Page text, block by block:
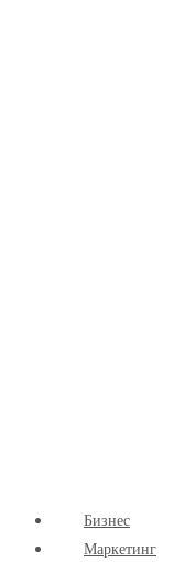
Бизнес
Маркетинг